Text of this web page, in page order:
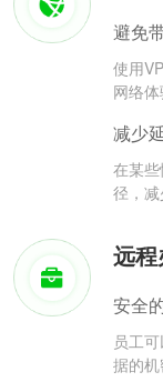
避免
使用
网络体
减少
在某
径，减
远
安全
员工
据的机